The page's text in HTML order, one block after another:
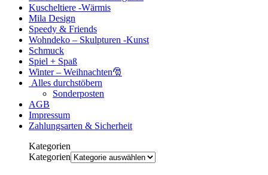
Kuscheltiere -Wärmis
Mila Design
Speedy & Friends
Wohndeko – Skulpturen -Kunst
Schmuck
Spiel + Spaß
Winter – Weihnachten🎅
Alles durchstöbern
Sonderposten
AGB
Impressum
Zahlungsarten & Sicherheit
Kategorien
Kategorien